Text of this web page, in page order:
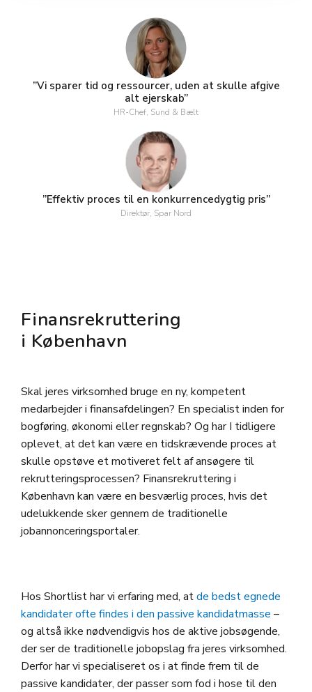
”Vi sparer tid og ressourcer, uden at skulle afgive
alt ejerskab”
HR-Chef, Sund & Bælt
”Effektiv proces til en konkurrencedygtig pris”
Direktør, Spar Nord
Finansrekruttering
i København
Skal jeres virksomhed bruge en ny, kompetent
medarbejder i finansafdelingen? En specialist inden for
bogføring, økonomi eller regnskab? Og har I tidligere
oplevet, at det kan være en tidskrævende proces at
skulle opstøve et motiveret felt af ansøgere til
rekrutteringsprocessen? Finansrekruttering i
København kan være en besværlig proces, hvis det
udelukkende sker gennem de traditionelle
jobannonceringsportaler.
Hos Shortlist har vi erfaring med, atde bedst egnede
kandidater ofte findes i den passive kandidatmasse –
og altså ikke nødvendigvis hos de aktive jobsøgende,
der ser de traditionelle jobopslag fra jeres virksomhed.
Derfor har vi specialiseret os i at finde frem til de
passive kandidater, der passer som fod i hose til den